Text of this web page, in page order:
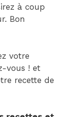
à coup
Bon
votre
vous ! et
recette de